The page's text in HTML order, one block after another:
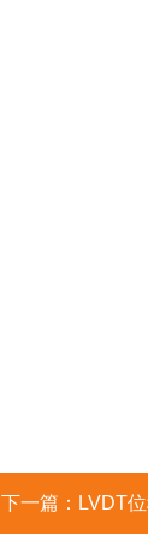
下一篇： LVDT